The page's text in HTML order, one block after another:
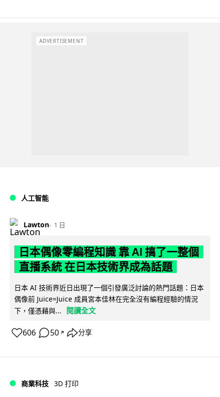
ADVERTISEMENT
人工智能
Lawton 1 日
日本偶像零編程知識 靠 AI 搞了一整個
直播系統 在日本技術界成為話題
日本 AI 技術界近日出現了一個引發廣泛討論的熱門話題：日本
偶像前 Juice=Juice 成員宮本佳林在完全沒有編程經驗的情況
下，僅憑藉與...
閱讀全文
606 50 ↗ 分享
商業科技 3D 打印